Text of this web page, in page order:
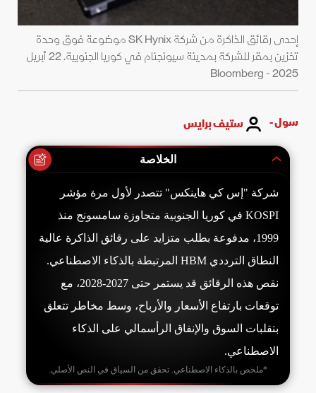
إحدى رقائق الذاكرة من شركة SK Hynix موضوعة فوق وحدة
تخزين بمقر للشركة بمدينة سيونجنام في كوريا الجنوبية. 22 أبريل
2025 - Bloomberg
سول - ستيف برايس
الخلاصة
شركة "إس كي هاينكس" تتصدر لأول مرة مؤشر
KOSPI في كوريا الجنوبية متجاوزة سامسونج منذ
1999، مدفوعة بطلب متزايد على رقائق الذاكرة عالية
النطاق الترددي HBM المرتبطة بالذكاء الاصطناعي.
نقص هذه الرقائق قد يستمر حتى 2027-2028، مع
توقعات بارتفاع الأسعار والأرباح، وسط مخاطر تتعلق
بتقلبات السوق والإنفاق الرأسمالي على الذكاء
الاصطناعي.
*ملخص بالذكاء الاصطناعي. تحقق من السياق في النص الأصلي.